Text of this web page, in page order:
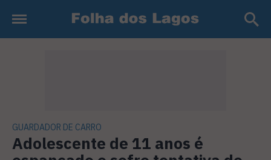
GUARDADOR DE CARRO
Adolescente de 11 anos é